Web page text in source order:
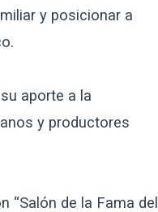
y posicionar a
aporte a la
y productores
“Salón de la Fama del